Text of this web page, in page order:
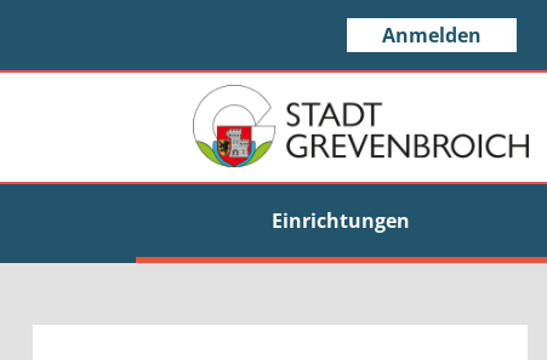
Anmelden
Einrichtungen